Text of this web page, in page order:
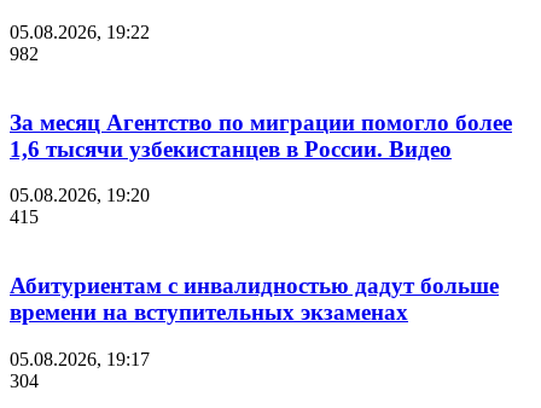
05.08.2026, 19:22
982
За месяц Агентство по миграции помогло более
1,6 тысячи узбекистанцев в России. Видео
05.08.2026, 19:20
415
Абитуриентам с инвалидностью дадут больше
времени на вступительных экзаменах
05.08.2026, 19:17
304